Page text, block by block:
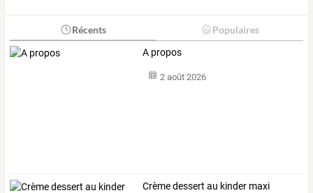
Récents Populaires
A propos
2 août 2026
Crème dessert au kinder maxi